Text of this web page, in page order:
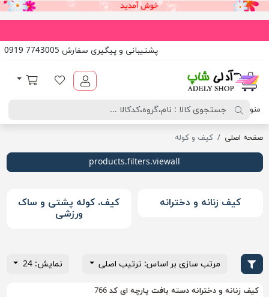
پشتیبانی و پیگیری سفارش 7743005 0919
لیست مورد علاقه
سبد خرید
منو
صفحه اصلی کیف و کوله
products.filters.viewall
کیف زنانه و دخترانه
کیف، کوله پشتی و ساک
ورزشی
مرتب سازی بر اساس: ترتیب اصلی نمایش: 24
کیف زنانه و دخترانه دسته بافت پارچه ای کد 766